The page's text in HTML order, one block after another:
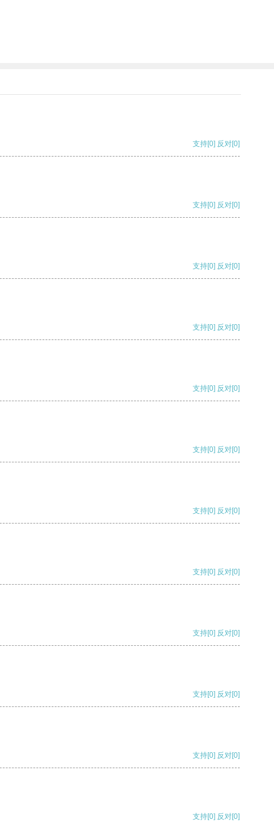
支持[0] 反对[0]
支持[0] 反对[0]
支持[0] 反对[0]
支持[0] 反对[0]
支持[0] 反对[0]
支持[0] 反对[0]
支持[0] 反对[0]
支持[0] 反对[0]
支持[0] 反对[0]
支持[0] 反对[0]
支持[0] 反对[0]
支持[0] 反对[0]